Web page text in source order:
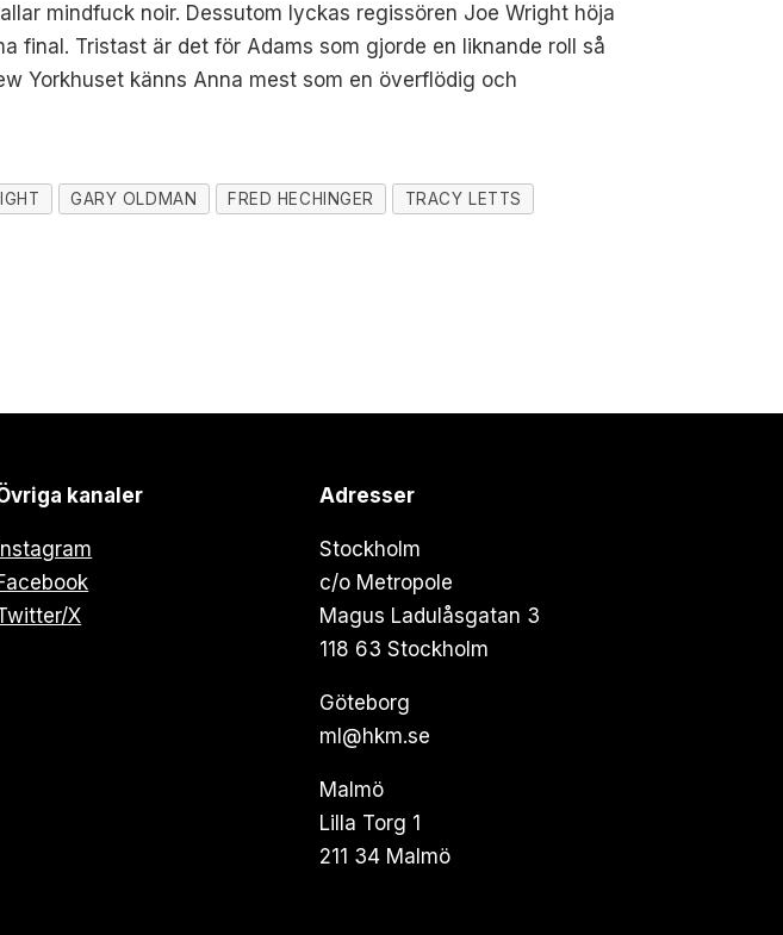
mindfuck noir. Dessutom lyckas regissören Joe Wright höja
final. Tristast är det för Adams som gjorde en liknande roll så
Yorkhuset känns Anna mest som en överflödig och
GARY OLDMAN FRED HECHINGER
TRACY LETTS
kanaler
X
Adresser
Stockholm
c/o Metropole
Magus Ladulåsgatan 3
118 63 Stockholm
Göteborg
ml@hkm.se
Malmö
Lilla Torg 1
211 34 Malmö